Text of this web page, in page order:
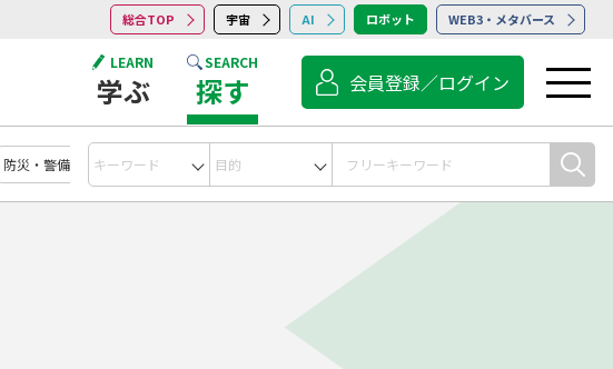
総合TOP 宇宙 AI ロボット WEB3・メタバース
LEARN
学ぶ
SEARCH
探す 会員登録／ログイン
防災・警備 宇宙 コンサルティング 点検・保守・清掃